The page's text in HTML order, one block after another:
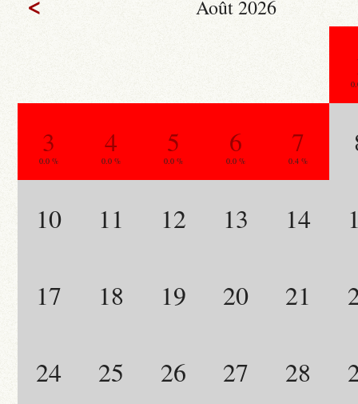
Août 2026
3
0.0 %
4
0.0 %
5
0.0 %
6
0.0 %
7
0.4 %
10 11 12 13 14
17 18 19 20 21
24 25 26 27 28